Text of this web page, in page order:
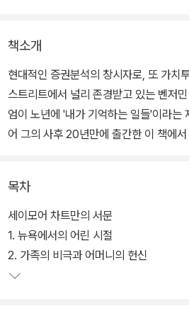
책소개
현대적인 증권분석의 창시자로, 또 가치
스트리트에서 널리 존경받고 있는 벤저
엄이 노년에 '내가 기억하는 일들'이라는
어 그의 사후 20년만에 출간한 이 책에
그가 뉴욕에서 보낸 어린시절부터 컬럼비
의 시기, 월 스트리트에 첫 발을 내딛는
일할 때까지 투자가로서, 또 증권분석의
리고 극작가로 활동하기도 했던 그의 숨
고 있다.
목차
세이모어 차트만의 서문
1. 뉴욕에서의 어린 시절
2. 가족의 비극과 어머니의 헌신